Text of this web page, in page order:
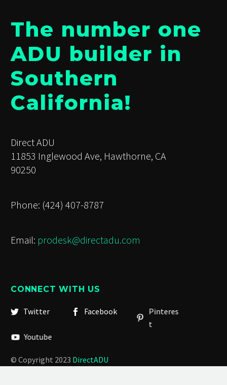
The number one
ADU builder in
Southern
California!
Direct ADU
11853 Inglewood Ave, Hawthorne, CA
90250
Phone: (424) 407-8787
Email: prodesk@directadu.com
CONNECT WITH US
Twitter Facebook
Pinteres
t
Youtube
© Copyright 2023 DirectADU